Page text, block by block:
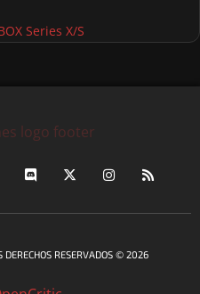
Series X/S
DERECHOS RESERVADOS © 2026